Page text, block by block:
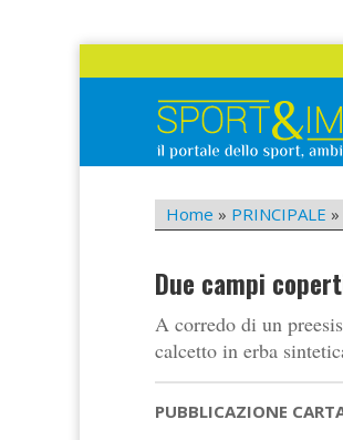
Home » PRINCIPALE »
Due campi
A corredo di un
calcetto in erba
PUBBLICAZIONE